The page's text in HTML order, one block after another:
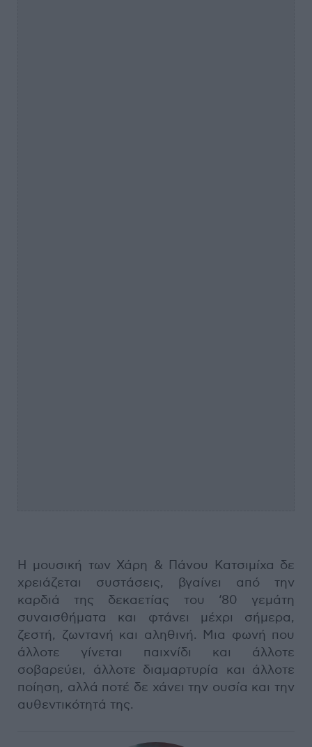
Η μουσική των Χάρη & Πάνου Κατσιμίχα δε
χρειάζεται συστάσεις, βγαίνει από την
καρδιά της δεκαετίας του ‘80 γεμάτη
συναισθήματα και φτάνει μέχρι σήμερα,
ζεστή, ζωντανή και αληθινή. Μια φωνή που
άλλοτε γίνεται παιχνίδι και άλλοτε
σοβαρεύει, άλλοτε διαμαρτυρία και άλλοτε
ποίηση, αλλά ποτέ δε χάνει την ουσία και την
αυθεντικότητά της.